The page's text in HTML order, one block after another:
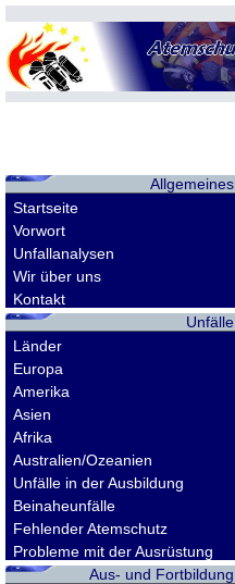
Allgemeines
Startseite
Vorwort
Unfallanalysen
Wir über uns
Kontakt
Unfälle
Länder
Europa
Amerika
Asien
Afrika
Australien/Ozeanien
Unfälle in der Ausbildung
Beinaheunfälle
Fehlender Atemschutz
Probleme mit der Ausrüstung
Aus- und Fortbildung